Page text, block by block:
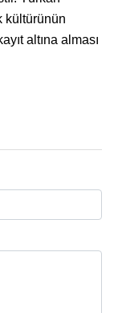
kültürünün
altına alması